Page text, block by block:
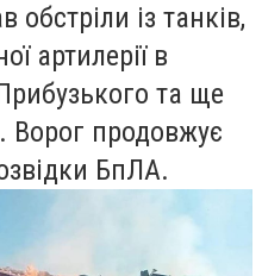
із танків,
артилерії в
та ще
Ворог продовжує
БпЛА.